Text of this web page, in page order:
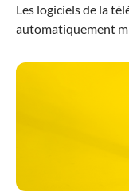
Les logiciels de la
automatiquement